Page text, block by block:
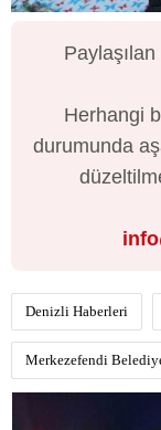
Herhangi
durumunda
Denizli Haberleri
Merkezefendi